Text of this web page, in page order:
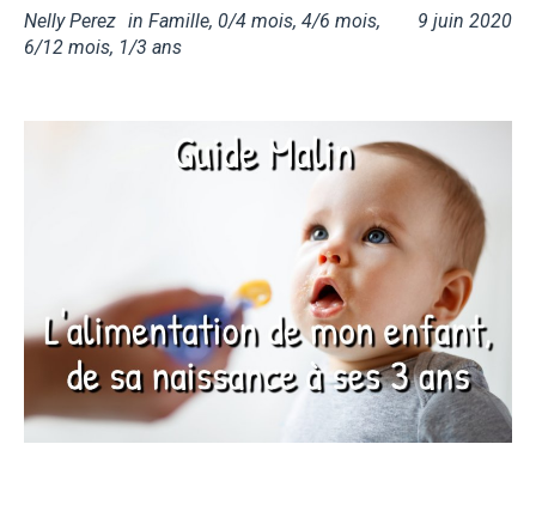
9 juin 2020
Nelly Perez in Famille, 0/4 mois, 4/6 mois,
6/12 mois, 1/3 ans